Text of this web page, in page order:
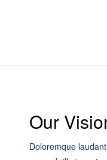
Our
Doloremque